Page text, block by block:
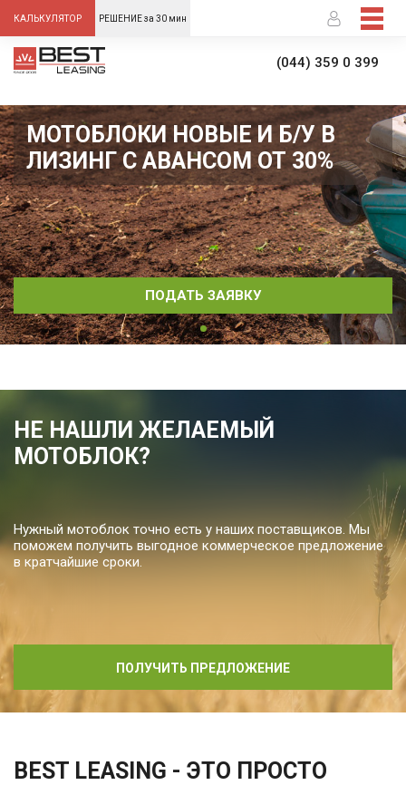
КАЛЬКУЛЯТОР РЕШЕНИЕ за 30 мин
(044) 359 0 399
МОТОБЛОКИ НОВЫЕ И Б/У В
ЛИЗИНГ С АВАНСОМ ОТ 30%
ПОДАТЬ ЗАЯВКУ
НЕ НАШЛИ ЖЕЛАЕМЫЙ
МОТОБЛОК?
Нужный мотоблок точно есть у наших поставщиков. Мы
поможем получить выгодное коммерческое предложение
в кратчайшие сроки.
ПОЛУЧИТЬ ПРЕДЛОЖЕНИЕ
BEST LEASING - ЭТО ПРОСТО